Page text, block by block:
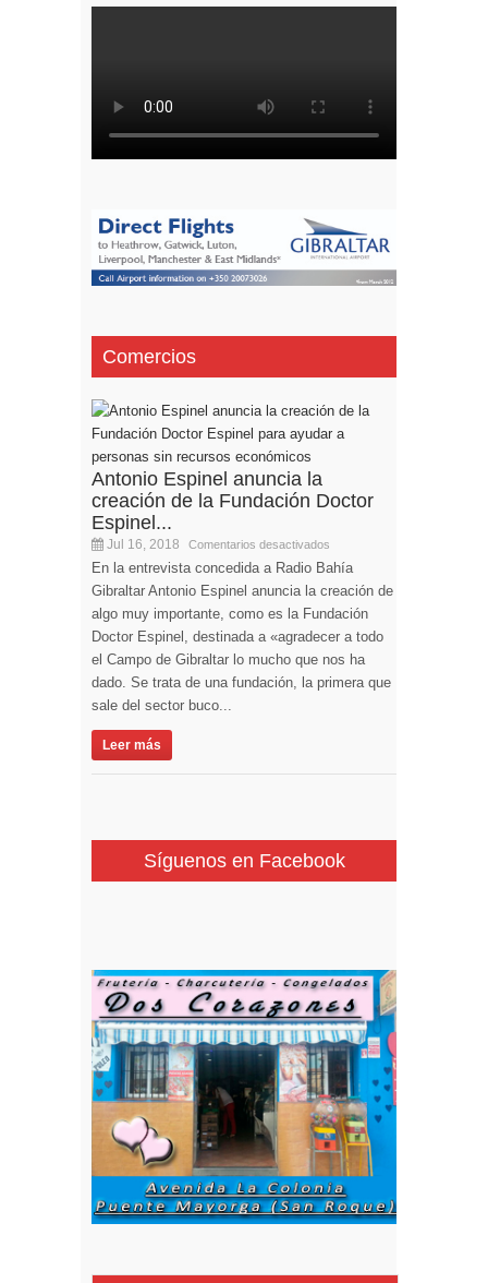
Comercios
Antonio Espinel anuncia la
creación de la Fundación Doctor
Espinel...
Jul 16, 2018 Comentarios desactivados
En la entrevista concedida a Radio Bahía
Gibraltar Antonio Espinel anuncia la creación de
algo muy importante, como es la Fundación
Doctor Espinel, destinada a «agradecer a todo
el Campo de Gibraltar lo mucho que nos ha
dado. Se trata de una fundación, la primera que
sale del sector buco...
Leer más
Síguenos en Facebook